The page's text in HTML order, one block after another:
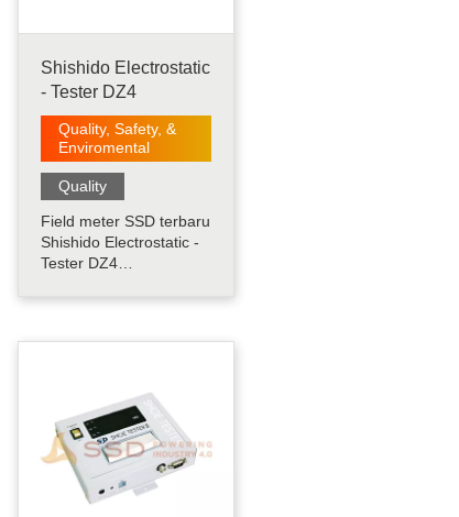
Shishido Electrostatic
- Tester DZ4
Quality, Safety, &
Enviromental
Quality
Field meter SSD terbaru
Shishido Electrostatic -
Tester DZ4
mudah dan harga yang